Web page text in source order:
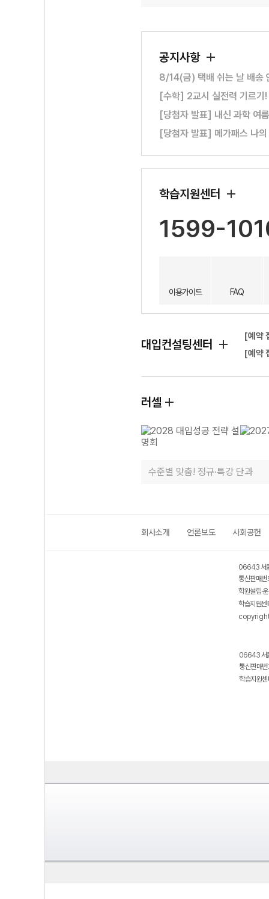
공지사항
8/14(금) 택배 쉬는 날 배송
[수학] 2교시 실전력 기르기
[당첨자 발표] 내신 과학 여
[당첨자 발표] 메가패스 나
학습지원센터
1599-
이용가이드 FAQ
대입컨설팅센터
[예약
[예약
러셀
수준별 맞춤! 정규·특강 단과
회사소개 언론보도 사회공헌
06643 서
통신판매
학원설립·
학습지원
06643 서
통신판매
학습지원